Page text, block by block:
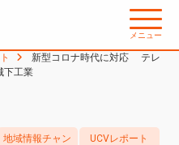
メニュー
新型コロナ時代に対応 テレ
下工業
地域情報チャン
UCVレポート